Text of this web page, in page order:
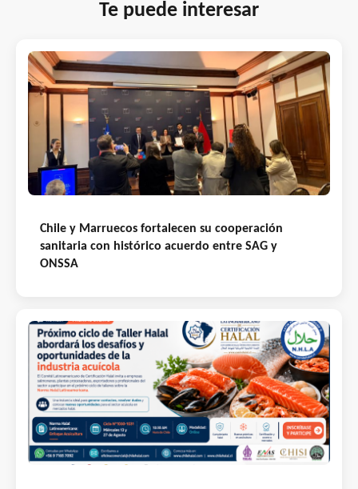
Te puede interesar
Chile y Marruecos fortalecen su cooperación
sanitaria con histórico acuerdo entre SAG y
ONSSA